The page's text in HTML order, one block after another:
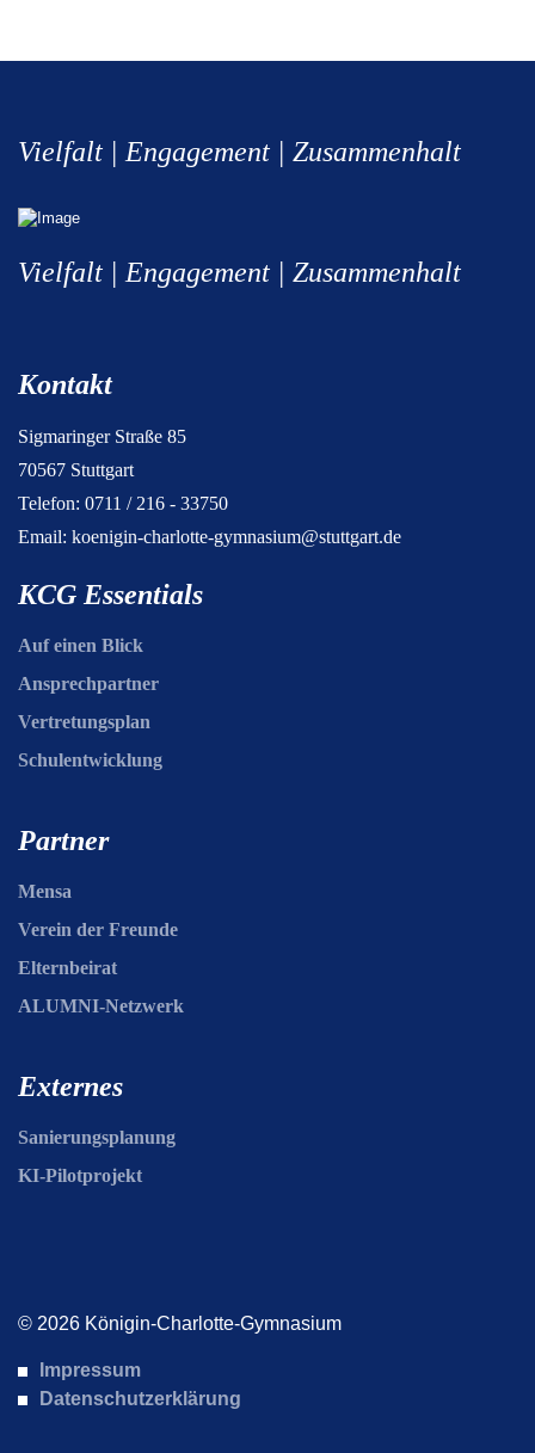
Vielfalt | Engagement | Zusammenhalt
Vielfalt | Engagement | Zusammenhalt
Kontakt
Sigmaringer Straße 85
70567 Stuttgart
Telefon: 0711 / 216 - 33750
Email: koenigin-charlotte-gymnasium@stuttgart.de
KCG Essentials
Auf einen Blick
Ansprechpartner
Vertretungsplan
Schulentwicklung
Partner
Mensa
Verein der Freunde
Elternbeirat
ALUMNI-Netzwerk
Externes
Sanierungsplanung
KI-Pilotprojekt
Impressum
Datenschutzerklärung
© 2026 Königin-Charlotte-Gymnasium